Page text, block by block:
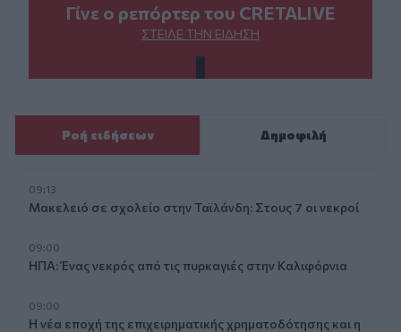
Γίνε ο ρεπόρτερ του CRETALIVE
ΣΤΕΊΛΕ ΤΗΝ ΕΊΔΗΣΗ
Ροή ειδήσεων Δημοφιλή
09:13
Μακελειό σε σχολείο στην Ταϊλάνδη: Στους 7 οι νεκροί
09:00
ΗΠΑ: Ένας νεκρός από τις πυρκαγιές στην Καλιφόρνια
09:00
Η νέα εποχή της επιχειρηματικής χρηματοδότησης και η